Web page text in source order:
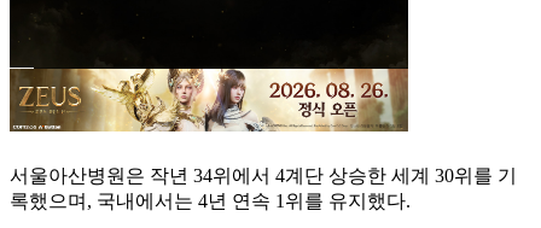
서울아산병원은 작년 34위에서 4계단 상승한 세계 30위를 기
록했으며, 국내에서는 4년 연속 1위를 유지했다.